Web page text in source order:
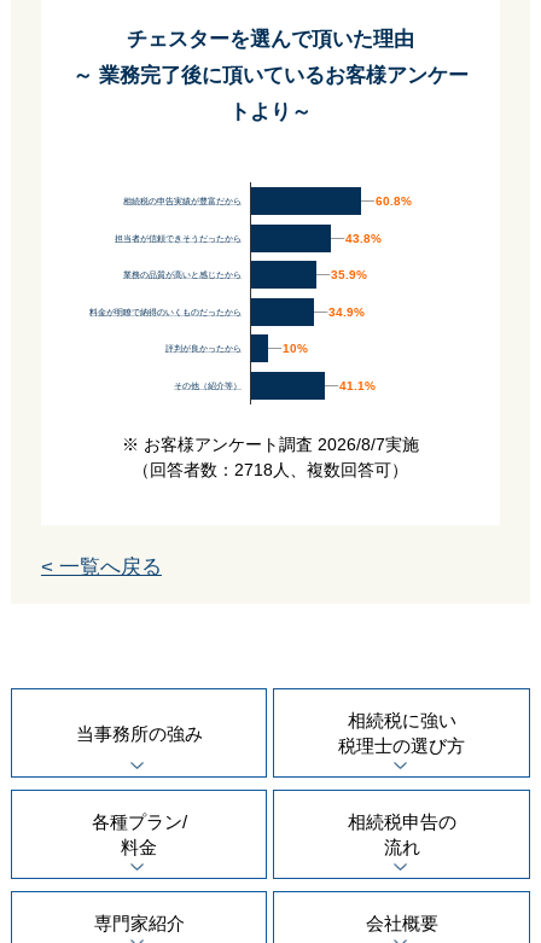
チェスターを選んで頂いた理由
～ 業務完了後に頂いているお客様アンケー
トより～
相続税の申告実績が豊富だから
担当者が信頼できそうだったから
業務の品質が高いと感じたから
料金が明瞭で納得のいくものだったから
評判が良かったから
その他（紹介等）
60.8%
60.8%
43.8%
43.8%
35.9%
35.9%
34.9%
34.9%
10%
10%
41.1%
41.1%
※ お客様アンケート調査 2026/8/7実施
（回答者数：2718人、複数回答可）
< 一覧へ戻る
当事務所の強み
相続税に強い
税理士の選び方
各種プラン/
料金
相続税申告の
流れ
専門家紹介 会社概要